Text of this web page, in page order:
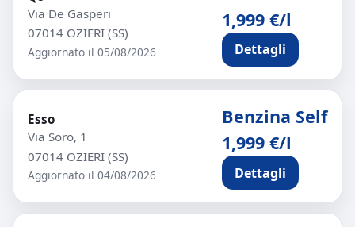
Via De Gasperi
07014 OZIERI (SS)
Aggiornato il 05/08/2026
1,999 €/l
Dettagli
Esso
Via Soro, 1
07014 OZIERI (SS)
Aggiornato il 04/08/2026
Benzina Self
1,999 €/l
Dettagli